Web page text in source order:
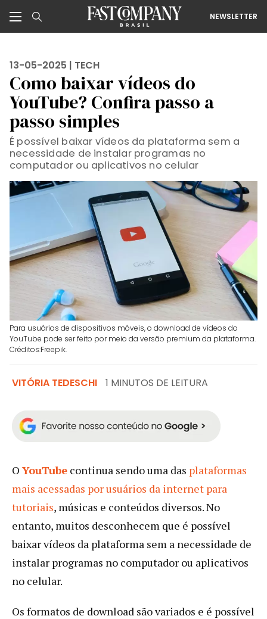
NEWSLETTER
13-05-2025 | TECH
Como baixar vídeos do
YouTube? Confira passo a
passo simples
É possível baixar vídeos da plataforma sem a
necessidade de instalar programas no
computador ou aplicativos no celular
Para usuários de dispositivos móveis, o download de vídeos do
YouTube pode ser feito por meio da versão premium da plataforma.
Créditos:Freepik.
VITÓRIA TEDESCHI 1 MINUTOS DE LEITURA
O YouTube continua sendo uma das plataformas
mais acessadas por usuários da internet para
tutoriais, músicas e conteúdos diversos. No
entanto, muitos desconhecem que é possível
baixar vídeos da plataforma sem a necessidade de
instalar programas no computador ou aplicativos
no celular.
Os formatos de download são variados e é possível